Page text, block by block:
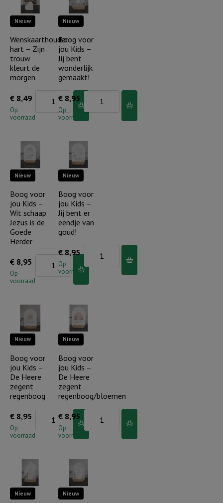
aantal
Hem
Nieuw
Wenskaarthouder
hart – Zijn
trouw
kleurt de
morgen
€ 8,49
Op
voorraad
Wenskaarthouder
kleurt
morgen
aantal
Nieuw
Boog voor
jou Kids –
Jij bent
wonderlijk
gemaakt!
€ 8,95
Op
voorraad
voor
jou
Jij
wonderlijk
gemaakt!
aantal
Nieuw
Boog voor
jou Kids –
Wit schaap
Jezus is de
Goede
Herder
€ 8,95
Op
voorraad
Wit
Jezus
is
de
Goede
aantal
Nieuw
Boog voor
jou Kids –
Jij bent er
eendje van
goud!
€ 8,95
Op
voorraad
voor
-
Jij
bent
er
eendje
van
aantal
Nieuw
Boog voor
jou Kids –
De Heere
zegent
regenboog
€ 8,95
Op
voorraad
De
Nieuw
Boog voor
jou Kids –
De Heere
zegent
regenboog/bloemen
€ 8,95
Op
voorraad
voor
jou
De
Nieuw Nieuw